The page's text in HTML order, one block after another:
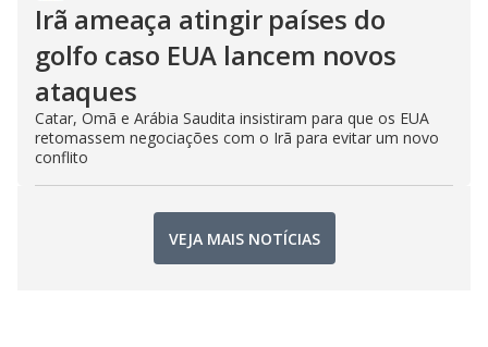
Irã ameaça atingir países do
golfo caso EUA lancem novos
ataques
Catar, Omã e Arábia Saudita insistiram para que os EUA
retomassem negociações com o Irã para evitar um novo
conflito
VEJA MAIS NOTÍCIAS